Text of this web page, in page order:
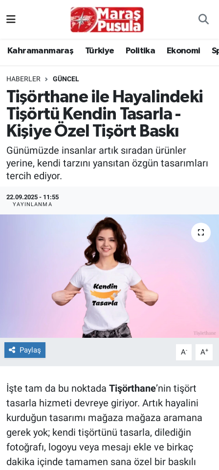
Kahramanmaraş Türkiye Politika Ekonomi
HABERLER GÜNCEL
Tişörthane ile Hayalindeki
Tişörtü Kendin Tasarla -
Kişiye Özel Tişört Baskı
Günümüzde insanlar artık sıradan ürünler
yerine, kendi tarzını yansıtan özgün tasarımları
tercih ediyor.
22.09.2025 - 11:55
YAYINLANMA
Paylaş A- A+
İşte tam da bu noktada Tişörthane’nin tişört
tasarla hizmeti devreye giriyor. Artık hayalini
kurduğun tasarımı mağaza mağaza aramana
gerek yok; kendi tişörtünü tasarla, dilediğin
fotoğrafı, logoyu veya mesajı ekle ve birkaç
dakika içinde tamamen sana özel bir baskılı
Politika
Ekonomi
Spor
Sağlık
Bilim, Teknoloji
ÇEVRE
HABERDE İNSAN
EĞİTİM
BİLİM VE TEKNOLOJİ
İstanbul Namaz Vakitleri
İstanbul Trafik Yoğunluk Haritası
Süper Lig Puan Durumu ve Fikstür
Tüm Manşetler
Haber Arşivi